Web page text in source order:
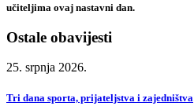
učiteljima ovaj nastavni dan.
Ostale obavijesti
25. srpnja 2026.
Tri dana sporta, prijateljstva i zajedništva